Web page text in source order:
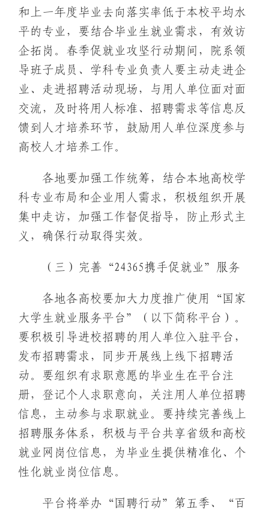
和上一年度毕业去向落实率低于本校平均水
平的专业，要结合毕业生就业需求，有效访
企拓岗。春季促就业攻坚行动期间，院系领
导班子成员、学科专业负责人要主动走进企
业、走进招聘活动现场，与用人单位面对面
交流，及时将用人标准、招聘需求等信息反
馈到人才培养环节，鼓励用人单位深度参与
高校人才培养工作。
各地要加强工作统筹，结合本地高校学
科专业布局和企业用人需求，积极组织开展
集中走访，加强工作督促指导，防止形式主
义，确保行动取得实效。
（三）完善“24365携手促就业”服务
各地各高校要加大力度推广使用“国家
大学生就业服务平台”（以下简称平台）。
要积极引导进校招聘的用人单位入驻平台，
发布招聘需求，同步开展线上线下招聘活
动。要组织有求职意愿的毕业生在平台注
册，登记个人求职意向，关注用人单位招聘
信息，主动参与求职就业。要持续完善线上
招聘服务体系，积极与平台共享省级和高校
就业网岗位信息，为毕业生提供精准化、个
性化就业岗位信息。
平台将举办“国聘行动”第五季、“百